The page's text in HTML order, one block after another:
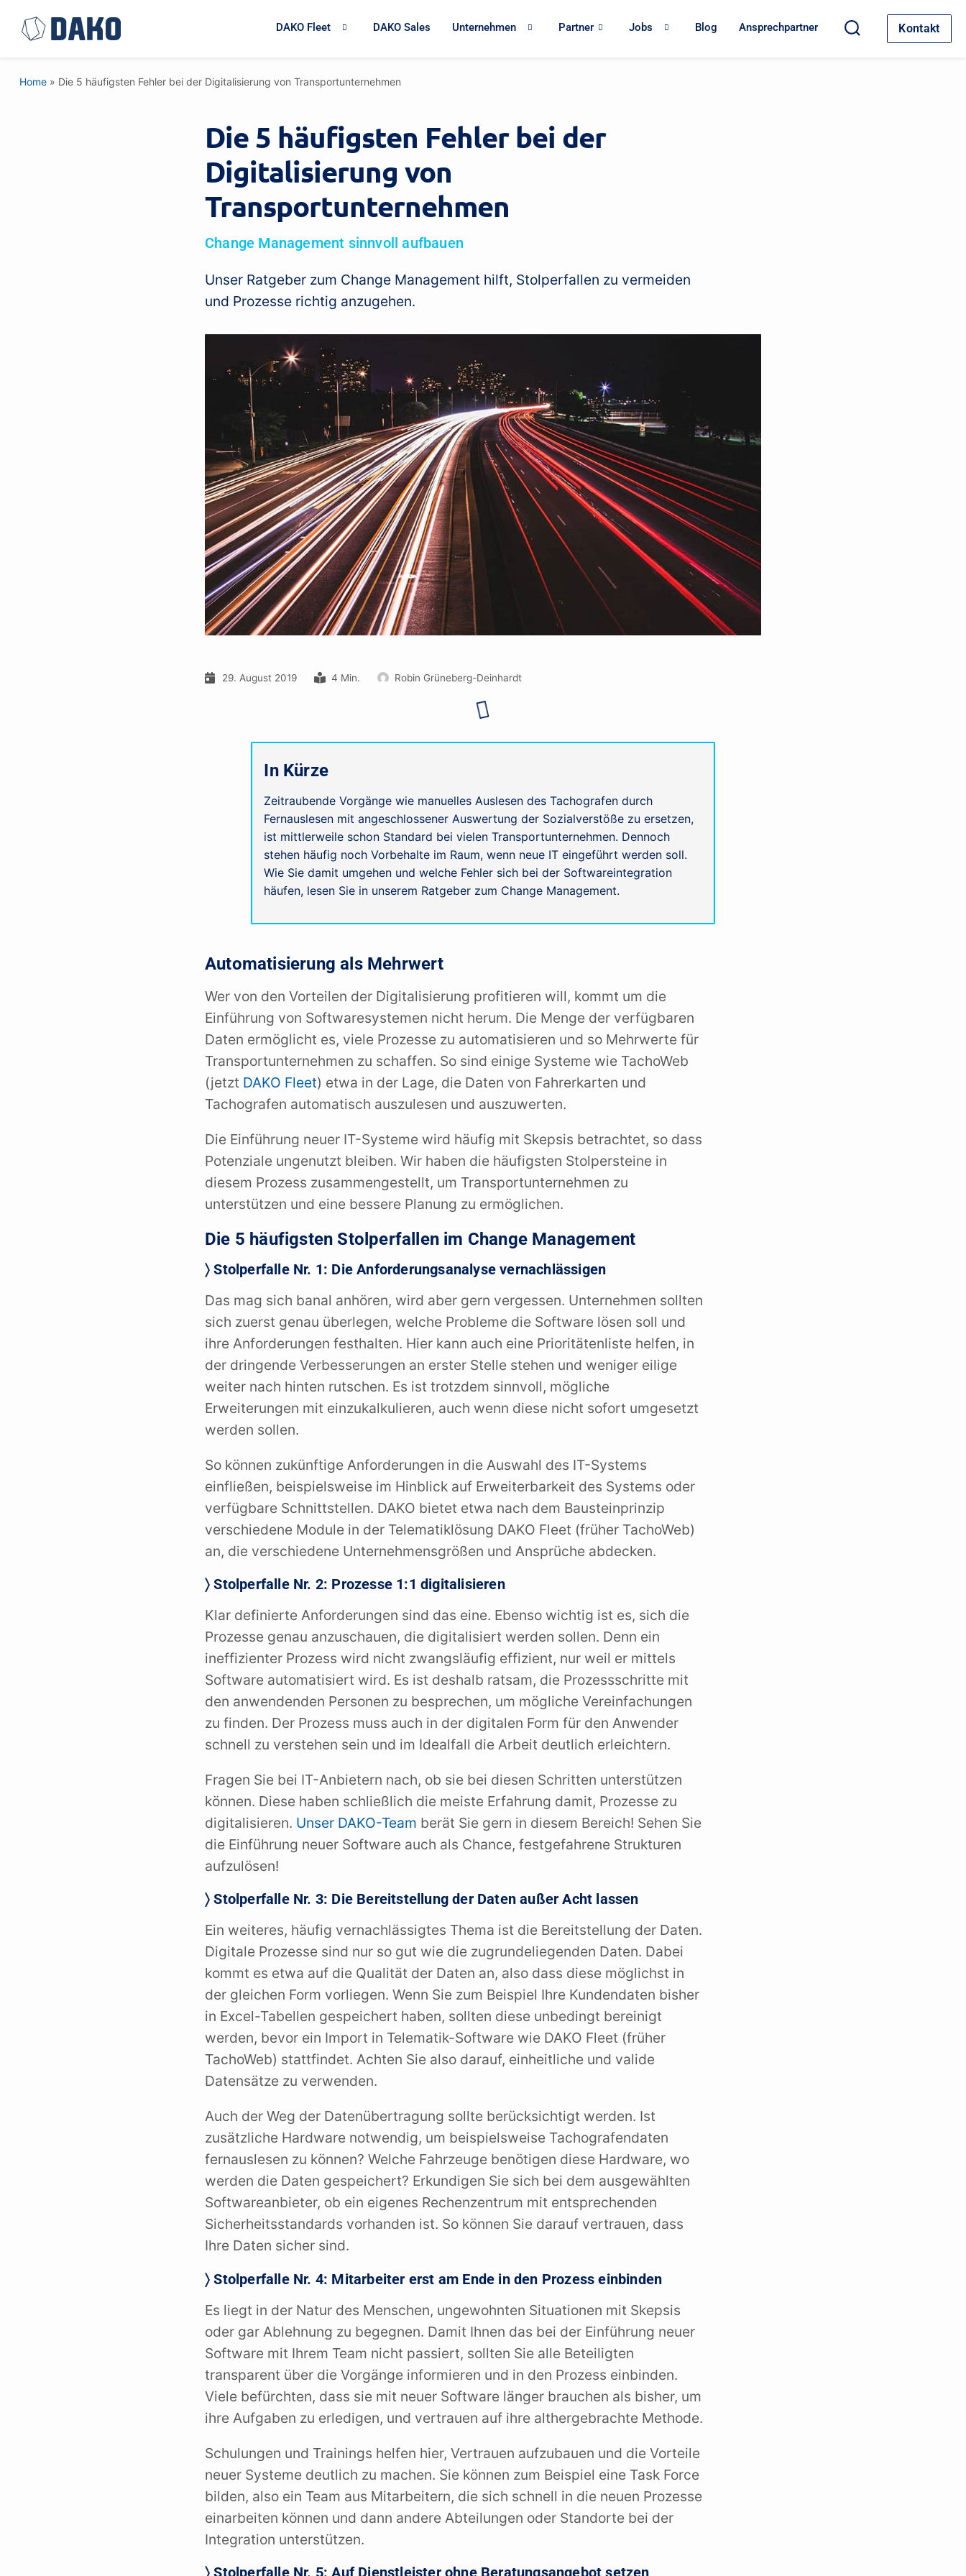
DAKO Fleet DAKO Sales Unternehmen Partner Jobs Blog Ansprechpartner Kontakt
Home» Die 5 häufigsten Fehler bei der Digitalisierung von Transportunternehmen
Die 5 häufigsten Fehler bei der
Digitalisierung von
Transportunternehmen
Change Management sinnvoll aufbauen
Unser Ratgeber zum Change Management hilft, Stolper­fallen zu vermeiden
und Prozesse richtig anzugehen.
29. August 2019 4 Min. Robin Grüneberg-Deinhardt
In Kürze
Zeitraubende Vorgänge wie manuelles Auslesen des Tachografen durch
Fernauslesen mit angeschlossener Auswertung der Sozialverstöße zu ersetzen,
ist mittlerweile schon Standard bei vielen Transportunternehmen. Dennoch
stehen häufig noch Vorbehalte im Raum, wenn neue IT eingeführt werden soll.
Wie Sie damit umgehen und welche Fehler sich bei der Softwareintegration
häufen, lesen Sie in unserem Ratgeber zum Change Management.
Automatisierung als Mehrwert
Wer von den Vorteilen der Digitalisierung profitieren will, kommt um die
Einführung von Softwaresystemen nicht herum. Die Menge der verfügbaren
Daten ermöglicht es, viele Prozesse zu automatisieren und so Mehrwerte für
Transportunternehmen zu schaffen. So sind einige Systeme wie TachoWeb
(jetzt DAKO Fleet) etwa in der Lage, die Daten von Fahrerkarten und
Tachografen automatisch auszulesen und auszuwerten.
Die Einführung neuer IT-Systeme wird häufig mit Skepsis betrachtet, so dass
Potenziale ungenutzt bleiben. Wir haben die häufigsten Stolpersteine in
diesem Prozess zusammengestellt, um Transportunternehmen zu
unterstützen und eine bessere Planung zu ermöglichen.
Die 5 häufigsten Stolperfallen im Change Management
〉 Stolperfalle Nr. 1: Die Anforderungsanalyse vernachlässigen
Das mag sich banal anhören, wird aber gern vergessen. Unternehmen sollten
sich zuerst genau überlegen, welche Probleme die Software lösen soll und
ihre Anforderungen festhalten. Hier kann auch eine Prioritätenliste helfen, in
der dringende Verbesserungen an erster Stelle stehen und weniger eilige
weiter nach hinten rutschen. Es ist trotzdem sinnvoll, mögliche
Erweiterungen mit einzukalkulieren, auch wenn diese nicht sofort umgesetzt
werden sollen.
So können zukünftige Anforderungen in die Auswahl des IT-Systems
einfließen, beispielsweise im Hinblick auf Erweiterbarkeit des Systems oder
verfügbare Schnittstellen. DAKO bietet etwa nach dem Bausteinprinzip
verschiedene Module in der Telematiklösung DAKO Fleet (früher TachoWeb)
an, die verschiedene Unternehmensgrößen und Ansprüche abdecken.
〉 Stolperfalle Nr. 2: Prozesse 1:1 digitalisieren
Klar definierte Anforderungen sind das eine. Ebenso wichtig ist es, sich die
Prozesse genau anzuschauen, die digitalisiert werden sollen. Denn ein
ineffizienter Prozess wird nicht zwangsläufig effizient, nur weil er mittels
Software automatisiert wird. Es ist deshalb ratsam, die Prozessschritte mit
den anwendenden Personen zu besprechen, um mögliche Vereinfachungen
zu finden. Der Prozess muss auch in der digitalen Form für den Anwender
schnell zu verstehen sein und im Idealfall die Arbeit deutlich erleichtern.
Fragen Sie bei IT-Anbietern nach, ob sie bei diesen Schritten unterstützen
können. Diese haben schließlich die meiste Erfahrung damit, Prozesse zu
digitalisieren. Unser DAKO-Team berät Sie gern in diesem Bereich! Sehen Sie
die Einführung neuer Software auch als Chance, festgefahrene Strukturen
aufzulösen!
〉 Stolperfalle Nr. 3: Die Bereitstellung der Daten außer Acht lassen
Ein weiteres, häufig vernachlässigtes Thema ist die Bereitstellung der Daten.
Digitale Prozesse sind nur so gut wie die zugrundeliegenden Daten. Dabei
kommt es etwa auf die Qualität der Daten an, also dass diese möglichst in
der gleichen Form vorliegen. Wenn Sie zum Beispiel Ihre Kundendaten bisher
in Excel-Tabellen gespeichert haben, sollten diese unbedingt bereinigt
werden, bevor ein Import in Telematik-Software wie DAKO Fleet (früher
TachoWeb) stattfindet. Achten Sie also darauf, einheitliche und valide
Datensätze zu verwenden.
Auch der Weg der Datenübertragung sollte berücksichtigt werden. Ist
zusätzliche Hardware notwendig, um beispielsweise Tachografendaten
fernauslesen zu können? Welche Fahrzeuge benötigen diese Hardware, wo
werden die Daten gespeichert? Erkundigen Sie sich bei dem ausgewählten
Softwareanbieter, ob ein eigenes Rechenzentrum mit entsprechenden
Sicherheitsstandards vorhanden ist. So können Sie darauf vertrauen, dass
Ihre Daten sicher sind.
〉 Stolperfalle Nr. 4: Mitarbeiter erst am Ende in den Prozess einbinden
Es liegt in der Natur des Menschen, ungewohnten Situationen mit Skepsis
oder gar Ablehnung zu begegnen. Damit Ihnen das bei der Einführung neuer
Software mit Ihrem Team nicht passiert, sollten Sie alle Beteiligten
transparent über die Vorgänge informieren und in den Prozess einbinden.
Viele befürchten, dass sie mit neuer Software länger brauchen als bisher, um
ihre Aufgaben zu erledigen, und vertrauen auf ihre althergebrachte Methode.
Schulungen und Trainings helfen hier, Vertrauen aufzubauen und die Vorteile
neuer Systeme deutlich zu machen. Sie können zum Beispiel eine Task Force
bilden, also ein Team aus Mitarbeitern, die sich schnell in die neuen Prozesse
einarbeiten können und dann andere Abteilungen oder Standorte bei der
Integration unterstützen.
〉 Stolperfalle Nr. 5: Auf Dienstleister ohne Beratungsangebot setzen